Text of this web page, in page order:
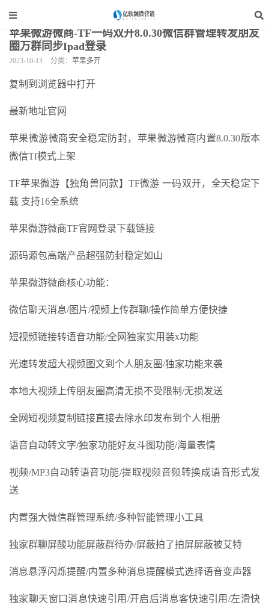
当前位置： 手机软件 > 苹果多开
苹果微游微商-TF一码双开8.0.30微信群管理转发朋友
圈万群同步Ipad登录
2023-10-13 分类： 苹果多开
复制到浏览器中打开
最新地址官网
苹果微游微商安全稳定防封，苹果微游微商内置8.0.30版本
微信Tf模式上架
TF苹果微游【独角兽同款】TF微游 一码双开，全天稳定下
载 支持16全系统
苹果微游微商TF官网登录下载链接
源码源包高端产品超强防封稳定如山
苹果微游微商核心功能：
微信聊天消息/图片/视频上传群聊/操作简单方便快捷
短视频链接转语音功能/全网独家实用装x功能
光速转发超大视频图文到个人朋友圈/独家功能来袭
本地大视频上传朋友圈高清无损不受限制/无损发送
全网短视频复制链接直接去除水印发布到个人相册
语音自动转文字/独家功能好友斗图功能/海量表情
视频/MP3自动转语音功能/提取视频音频转换成语音形式发
送
内置强大微信群管理系统/多种智能管理小工具
独家群聊屏酸功能屏蔽群待办/屏蔽拍了拍屏屏蔽被艾特
消息悬浮闪烁提醒/内置多种消息提醒模式选择语音变声器
独家聊天窗口消息快速引用/开启后消息客快速引用/左滑快